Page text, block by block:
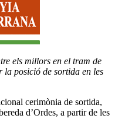
els millors en el tram de
posició de sortida en les
cerimònia de sortida,
d’Ordes, a partir de les